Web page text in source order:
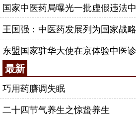
国家中医药局曝光一批虚假违法
王国强：中医药发展列为国家战
东盟国家驻华大使在京体验中医
最新
巧用药膳调失眠
二十四节气养生之惊蛰养生